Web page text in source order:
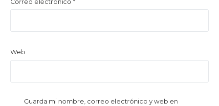
Correo electrónico*
Web
Guarda mi nombre, correo electrónico y web en